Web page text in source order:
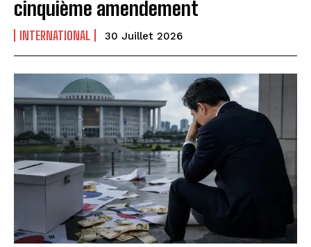
cinquième amendement
INTERNATIONAL 30 Juillet 2026